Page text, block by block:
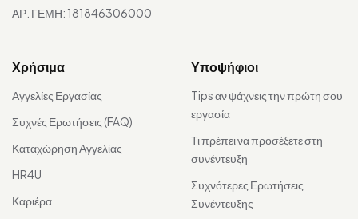
ΑΡ. ΓΕΜΗ: 181846306000
Χρήσιμα
Αγγελίες Εργασίας
Συχνές Ερωτήσεις (FAQ)
Καταχώρηση Αγγελίας
HR4U
Καριέρα
Υποψήφιοι
Tips αν ψάχνεις την πρώτη σου
εργασία
Τι πρέπει να προσέξετε στη
συνέντευξη
Συχνότερες Ερωτήσεις
Συνέντευξης